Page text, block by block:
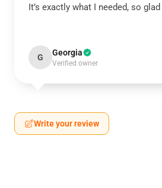
It’s exactly what I needed, so
G Georgia
Verified owner
Write your review